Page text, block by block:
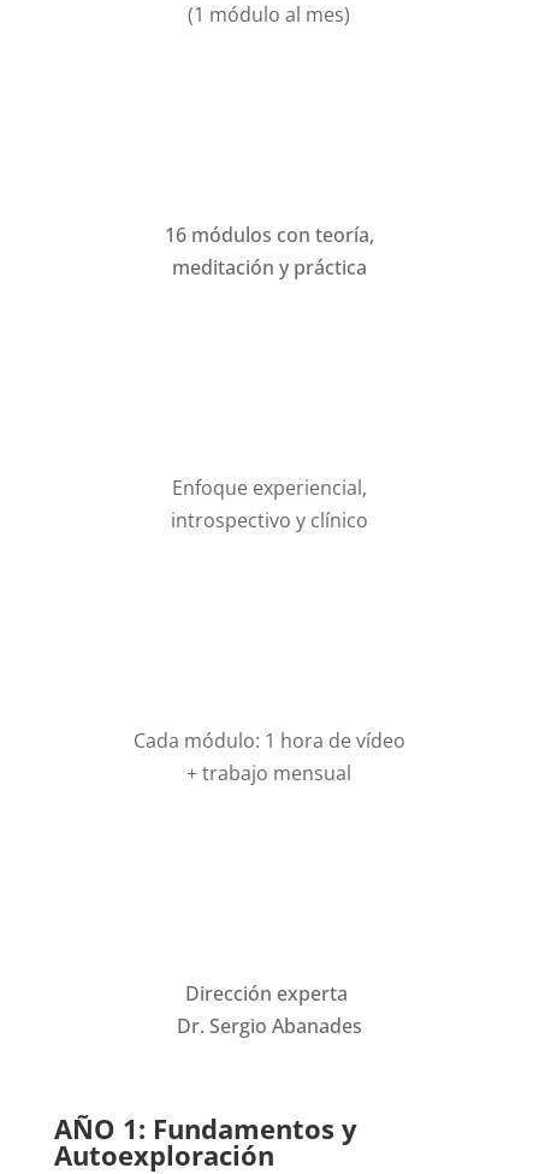
(1 módulo al mes)
16 módulos con teoría,
meditación y práctica
Enfoque experiencial,
introspectivo y clínico
Cada módulo: 1 hora de vídeo
+ trabajo mensual
Dirección experta
Dr. Sergio Abanades
AÑO 1: Fundamentos y
Autoexploración